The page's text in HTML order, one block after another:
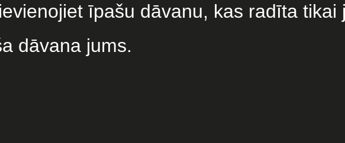
īpašu dāvanu, kas radīta tikai
dāvana jums.